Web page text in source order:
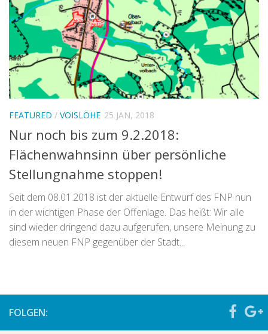
FEATURED / VOISLÖHE 25 JAN, 2018
Nur noch bis zum 9.2.2018:
Flächenwahnsinn über persönliche
Stellungnahme stoppen!
Seit dem 08.01.2018 ist der aktuelle Entwurf des FNP nun
in der wichtigen Phase der Offenlage. Das heißt: Wir alle
sind wieder dringend dazu aufgerufen, unsere Meinung zu
diesem neuen FNP gegenüber der Stadt...
FOLGEN: